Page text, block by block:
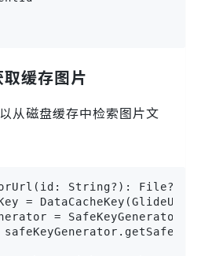
缓存图片
从磁盘缓存中检索图片文
String?): File? {
=
= SafeKeyGenerator()